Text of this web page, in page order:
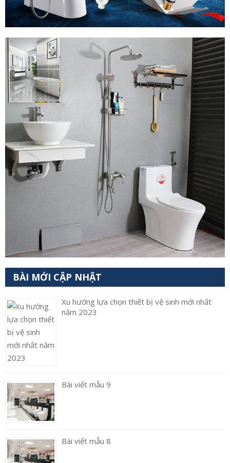
BÀI MỚI CẬP NHẬT
Xu hướng lựa chọn thiết bị vệ sinh mới nhất
năm 2023
Bài viết mẫu 9
Bài viết mẫu 8